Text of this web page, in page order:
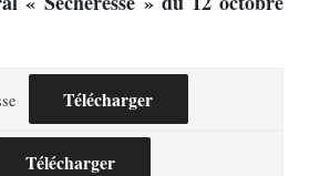
Télécharger
Télécharger